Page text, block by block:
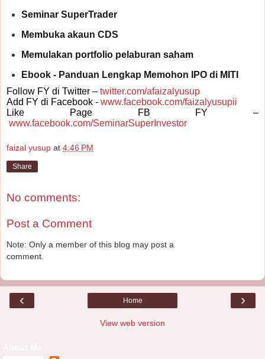
Seminar SuperTrader
Membuka akaun CDS
Memulakan portfolio pelaburan saham
Ebook - Panduan Lengkap Memohon IPO di MITI
Follow FY di Twitter – twitter.com/afaizalyusup
Add FY di Facebook - www.facebook.com/faizalyusupii
Like Page FB FY –
www.facebook.com/SeminarSuperInvestor
faizal yusup at 4:46 PM
Share
No comments:
Post a Comment
Note: Only a member of this blog may post a
comment.
‹ ›
Home
View web version